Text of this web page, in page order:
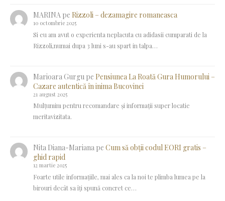
MARINApe Rizzoli – dezamagire romaneasca
10 octombrie 2025
Si eu am avut o experienta neplacuta cu adidasii cumparati de la
Rizzoli,numai dupa 3 luni s-au spart in talpa…
Marioara Gurgu pe Pensiunea La Roată Gura Humorului –
Cazare autentică în inima Bucovinei
21 august 2025
Mulțumim pentru recomandare și informații super locatie
meritavizitata.
Nita Diana-Marianape Cum să obții codul EORI gratis –
ghid rapid
12 martie 2025
Foarte utile informațiile, mai ales ca la noi te plimba lumea pe la
birouri decât sa îți spună concret ce…